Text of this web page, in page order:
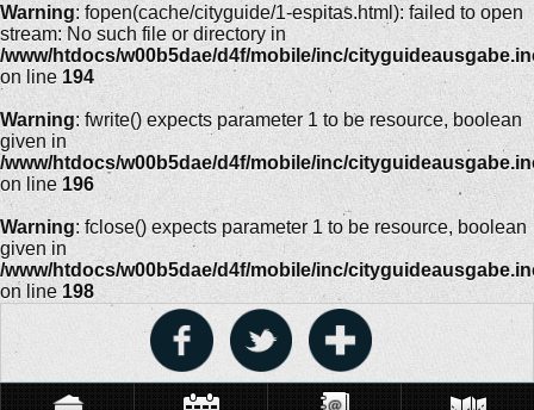
Warning: fopen(cache/cityguide/1-espitas.html): failed to open
stream: No such file or directory in
/www/htdocs/w00b5dae/d4f/mobile/inc/
on line 194
Warning: fwrite() expects parameter 1 to be resource, boolean
given in
/www/htdocs/w00b5dae/d4f/mobile/inc/
on line 196
Warning: fclose() expects parameter 1 to be resource, boolean
given in
/www/htdocs/w00b5dae/d4f/mobile/inc/
on line 198